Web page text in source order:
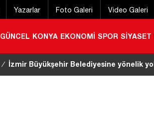
Yazarlar Foto Galeri Video Galeri
GÜNCEL KONYA EKONOMİ SPOR SİYASET
/ Eğitim uçağı kaza kırıma uğradı |